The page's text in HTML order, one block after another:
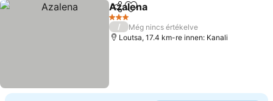
MegosztásHozzáadás a kedvencekhez
Azalena
3 Kategória
/
Még nincs értékelve
Loutsa, 17.4 km-re innen: Kanali